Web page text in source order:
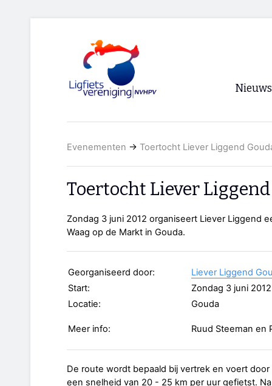
Nieuws
Evenementen → Toertocht Liever Liggend
Toertocht Liever
Zondag 3 juni 2012 organiseert Liever Liggend
Waag op de Markt in Gouda.
Georganiseerd door:
Liever Liggend
Start:
Zondag 3 juni 2012
Locatie:
Gouda
Meer info: Ruud Steeman en
De route wordt bepaald bij vertrek en voert
een snelheid van 20 - 25 km per uur gefietst.